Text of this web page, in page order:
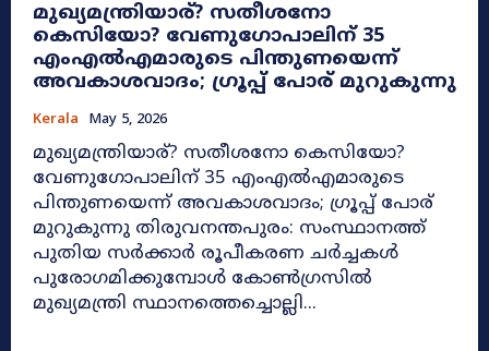
മുഖ്യമന്ത്രിയാര്? സതീശനോ
കെസിയോ? വേണുഗോപാലിന് 35
എംഎൽഎമാരുടെ പിന്തുണയെന്ന്
അവകാശവാദം; ഗ്രൂപ്പ് പോര് മുറുകുന്നു
Kerala May 5, 2026
മുഖ്യമന്ത്രിയാര്? സതീശനോ കെസിയോ?
വേണുഗോപാലിന് 35 എംഎൽഎമാരുടെ
പിന്തുണയെന്ന് അവകാശവാദം; ഗ്രൂപ്പ് പോര്
മുറുകുന്നു തിരുവനന്തപുരം: സംസ്ഥാനത്ത്
പുതിയ സർക്കാർ രൂപീകരണ ചർച്ചകൾ
പുരോഗമിക്കുമ്പോൾ കോൺഗ്രസിൽ
മുഖ്യമന്ത്രി സ്ഥാനത്തെച്ചൊല്ലി...